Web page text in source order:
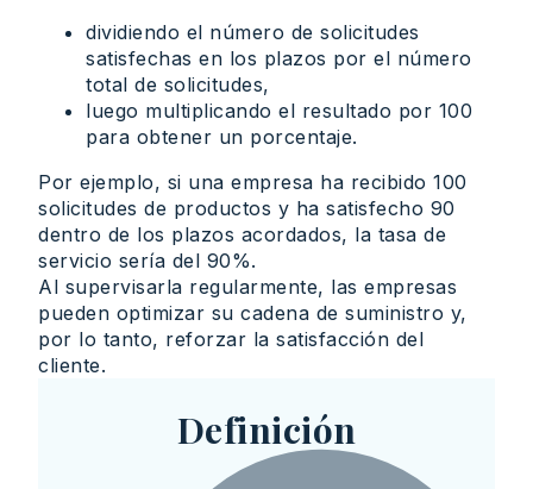
dividiendo el número de solicitudes
satisfechas en los plazos por el número
total de solicitudes,
luego multiplicando el resultado por 100
para obtener un porcentaje.
Por ejemplo, si una empresa ha recibido 100
solicitudes de productos y ha satisfecho 90
dentro de los plazos acordados, la tasa de
servicio sería del 90%.
Al supervisarla regularmente, las empresas
pueden optimizar su cadena de suministro y,
por lo tanto, reforzar la satisfacción del
cliente.
Definición